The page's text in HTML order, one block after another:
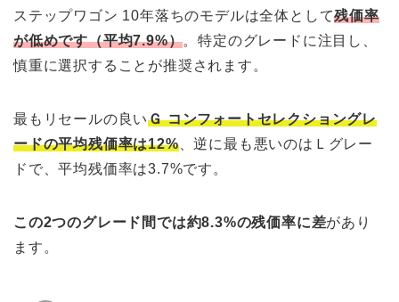
ステップワゴン 10年落ちのモデルは全体として残価率
が低めです（平均7.9%）。特定のグレードに注目し、
慎重に選択することが推奨されます。
最もリセールの良いＧ コンフォートセレクショングレ
ードの平均残価率は12%、逆に最も悪いのはＬグレー
ドで、平均残価率は3.7%です。
この2つのグレード間では約8.3%の残価率に差があり
ます。